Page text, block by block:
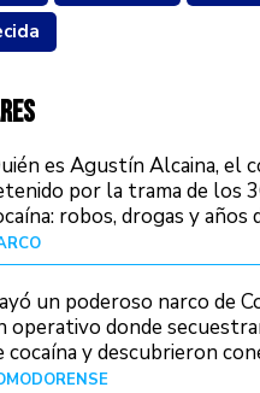
es Agustín Alcaina, el
por la trama de los
robos, drogas y años
un poderoso narco de
operativo donde
cocaína y descubrieron